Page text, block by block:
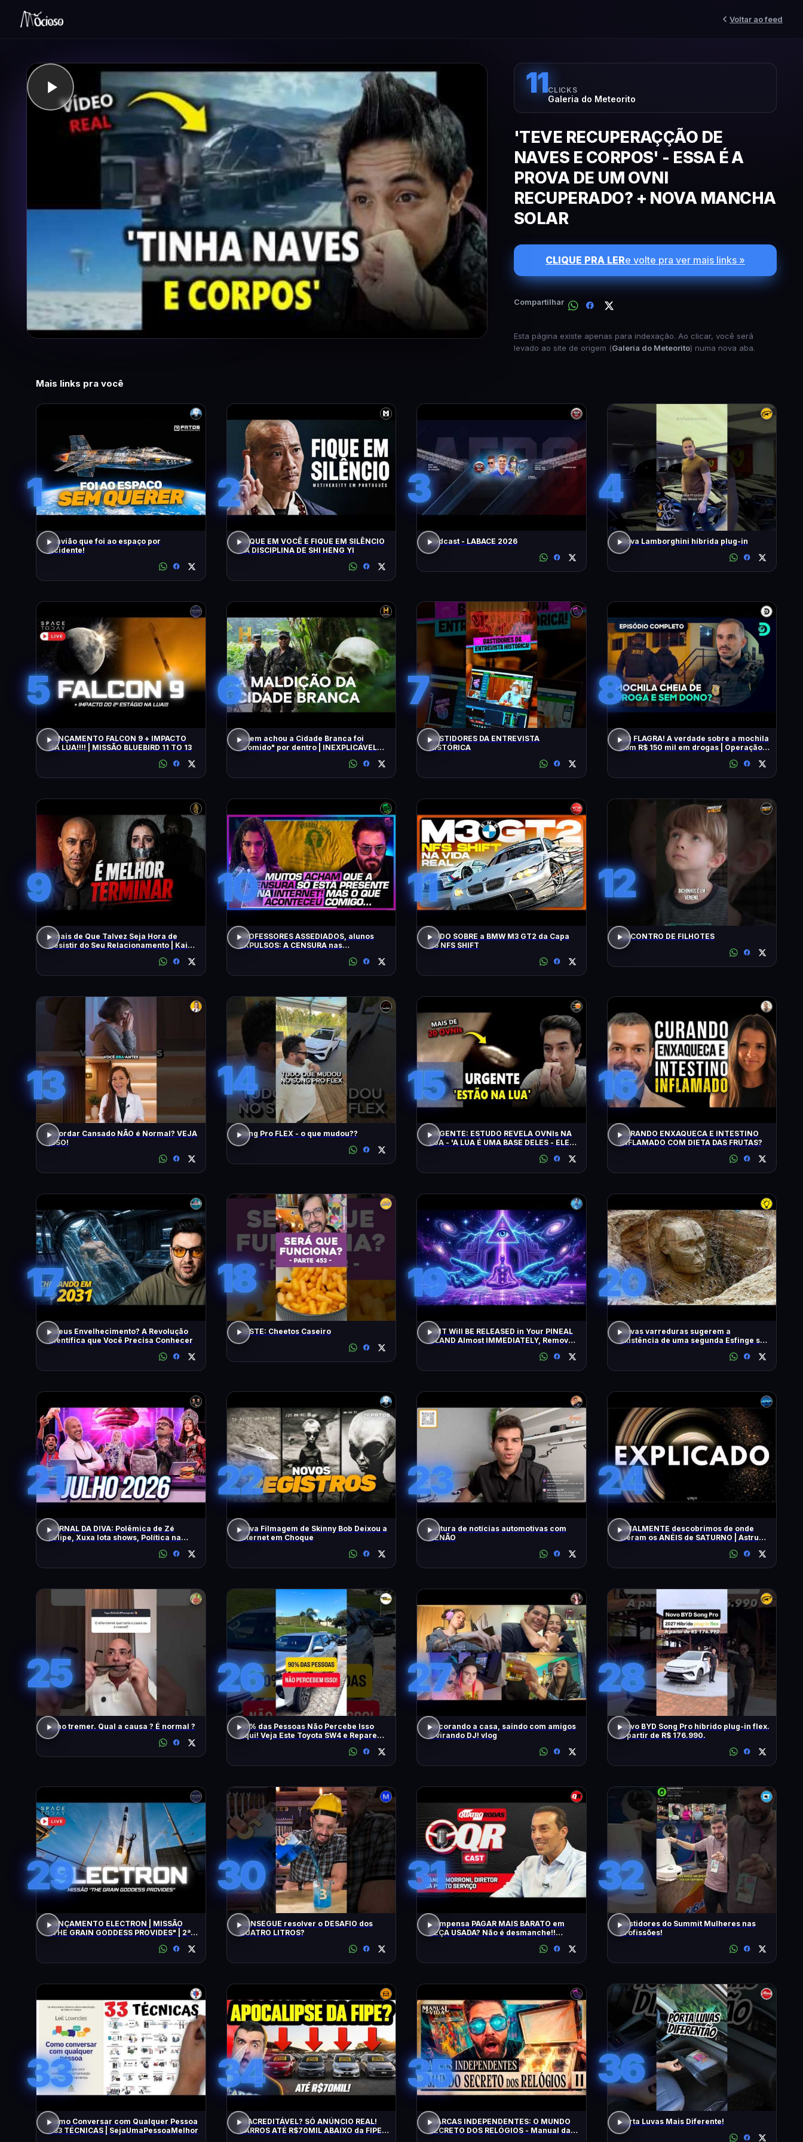
Voltar ao feed
11CLICKS
Galeria do Meteorito
'TEVE RECUPERAÇÇÃO DE
NAVES E CORPOS' - ESSA É A
PROVA DE UM OVNI
RECUPERADO? + NOVA MANCHA
SOLAR
CLIQUE PRA LERe volte pra ver mais links »
Compartilhar
Esta página existe apenas para indexação. Ao clicar, você será
levado ao site de origem (Galeria do Meteorito) numa nova aba.
Mais links pra você
1
O avião que foi ao espaço por
Acidente!
2
FOQUE EM VOCÊ E FIQUE EM SILÊNCIO
– A DISCIPLINA DE SHI HENG YI
3
Podcast - LABACE 2026
4
Nova Lamborghini híbrida plug-in
5
LANÇAMENTO FALCON 9 + IMPACTO
NA LUA!!!! | MISSÃO BLUEBIRD 11 TO 13
6
Quem achou a Cidade Branca foi
"comido" por dentro | INEXPLICÁVEL
7
BASTIDORES DA ENTREVISTA
HISTÓRICA
8
NO FLAGRA! A verdade sobre a mochila
com R$ 150 mil em drogas | Operação
9
Sinais de Que Talvez Seja Hora de
Desistir do Seu Relacionamento | Kaio
10
PROFESSORES ASSEDIADOS, alunos
EXPULSOS: A CENSURA nas
11
TUDO SOBRE a BMW M3 GT2 da Capa
do NFS SHIFT
12
ENCONTRO DE FILHOTES
13
Acordar Cansado NÃO é Normal? VEJA
ISSO!
14
Song Pro FLEX - o que mudou??
15
URGENTE: ESTUDO REVELA OVNIs NA
LUA - 'A LUA É UMA BASE DELES - ELES
16
CURANDO ENXAQUECA E INTESTINO
INFLAMADO COM DIETA DAS FRUTAS?
17
Adeus Envelhecimento? A Revolução
Científica que Você Precisa Conhecer
18
TESTE: Cheetos Caseiro
19
DMT Will BE RELEASED in Your PINEAL
GLAND Almost IMMEDIATELY, Remove
20
Novas varreduras sugerem a
existência de uma segunda Esfinge sob
21
JORNAL DA DIVA: Polêmica de Zé
Felipe, Xuxa lota shows, Política na
22
Nova Filmagem de Skinny Bob Deixou a
Internet em Choque
23
Leitura de notícias automotivas com
XENÃO
24
FINALMENTE descobrimos de onde
vieram os ANÉIS de SATURNO | Astrum
25
Olho tremer. Qual a causa ? É normal ?
26
90% das Pessoas Não Percebe Isso
Aqui! Veja Este Toyota SW4 e Repare
27
decorando a casa, saindo com amigos
e virando DJ! vlog
28
Novo BYD Song Pro híbrido plug-in flex.
A partir de R$ 176.990.
29
LANÇAMENTO ELECTRON | MISSÃO
"THE GRAIN GODDESS PROVIDES" | 2ª
30
CONSEGUE resolver o DESAFIO dos
QUATRO LITROS?
31
Compensa PAGAR MAIS BARATO em
PEÇA USADA? Não é desmanche!!
32
Bastidores do Summit Mulheres nas
Profissões!
33
Como Conversar com Qualquer Pessoa
- 33 TÉCNICAS | SejaUmaPessoaMelhor
34
INACREDITÁVEL? SÓ ANÚNCIO REAL!
CARROS ATÉ R$70MIL ABAIXO da FIPE:
35
MARCAS INDEPENDENTES: O MUNDO
SECRETO DOS RELÓGIOS - Manual da
36
Porta Luvas Mais Diferente!